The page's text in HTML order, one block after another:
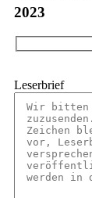
2023
Leserbrief